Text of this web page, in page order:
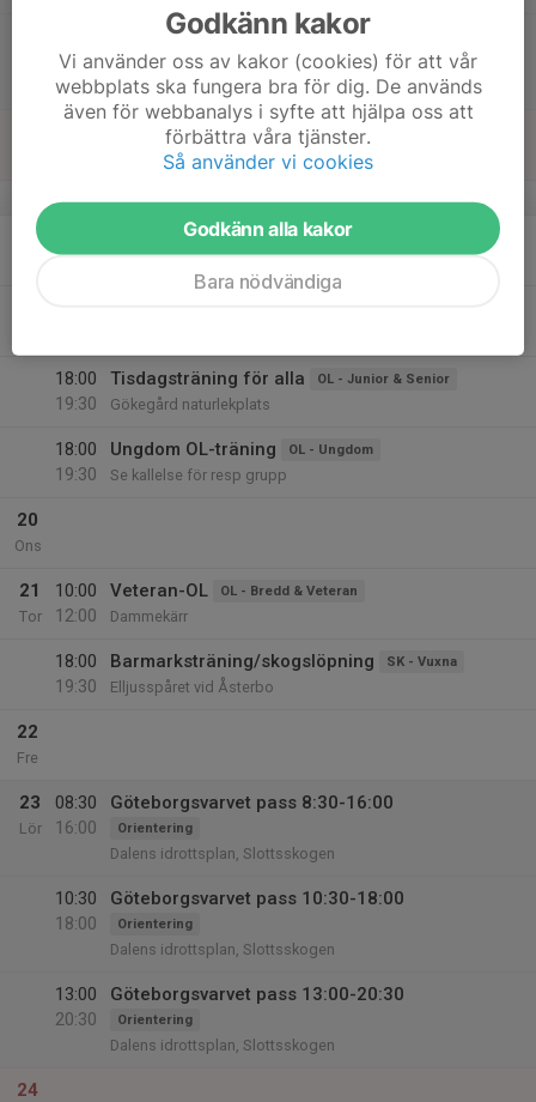
18:00
SM, sprint (Swedish League, #4)
OL - Junior & Senior
Ronneby
v.21
18
18:00
19:30
Tisdagsträning för alla OL - Junior & Senior
Gökegård naturlekplats
18:00
19:30
Ungdom OL-träning OL - Ungdom
Se kallelse för resp grupp
20
Ons
21
Tor
10:00
12:00
Veteran-OL OL - Bredd & Veteran
Dammekärr
18:00
19:30
Barmarksträning/skogslöpning SK - Vuxna
Elljusspåret vid Åsterbo
22
Fre
23
Lör
08:30
16:00
Göteborgsvarvet pass 8:30-16:00
Orientering
Dalens idrottsplan, Slottsskogen
10:30
18:00
Göteborgsvarvet pass 10:30-18:00
Orientering
Dalens idrottsplan, Slottsskogen
13:00
20:30
Göteborgsvarvet pass 13:00-20:30
Orientering
Dalens idrottsplan, Slottsskogen
24
Godkänn kakor
Vi använder oss av kakor (cookies) för att vår
webbplats ska fungera bra för dig. De används
även för webbanalys i syfte att hjälpa oss att
förbättra våra tjänster.
Så använder vi cookies
Godkänn alla kakor
Bara nödvändiga